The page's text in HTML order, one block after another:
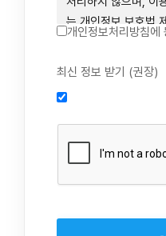
제1조 (목적)
웹사이트, 관련 소프
제공하는 "사이드톡
사항을 규정함을 목
는 개인정보 보호법
를 받는 등 법령상
인 동의 진행, 이용자
인, 이용자 식별, 회원
2. 약관 위반 행위 등
한 운영에 지장을 주
재, 계정도용 방지,
달, 분쟁조정을 위한
3. 서비스 이용기록
개인정보처리방침에
최신 정보 받기 (권장)